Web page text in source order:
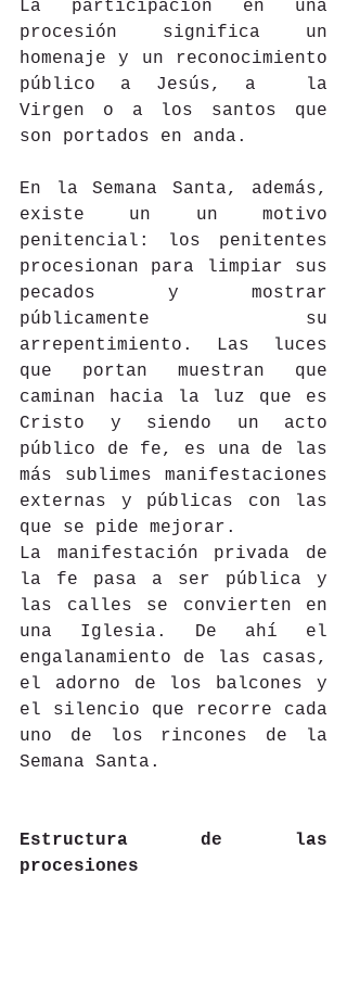
La participación en una
procesión significa un
homenaje y un reconocimiento
público a Jesús, a  la
Virgen o a los santos que
son portados en anda.
En la Semana Santa, además,
existe un un motivo
penitencial: los penitentes
procesionan para limpiar sus
pecados y mostrar
públicamente su
arrepentimiento. Las luces
que portan muestran que
caminan hacia la luz que es
Cristo y siendo un acto
público de fe, es una de las
más sublimes manifestaciones
externas y públicas con las
que se pide mejorar.
La manifestación privada de
la fe pasa a ser pública y
las calles se convierten en
una Iglesia. De ahí el
engalanamiento de las casas,
el adorno de los balcones y
el silencio que recorre cada
uno de los rincones de la
Semana Santa.
Estructura de las
procesiones